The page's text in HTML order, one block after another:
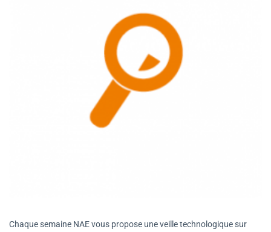
Chaque semaine NAE vous propose une veille technologique sur